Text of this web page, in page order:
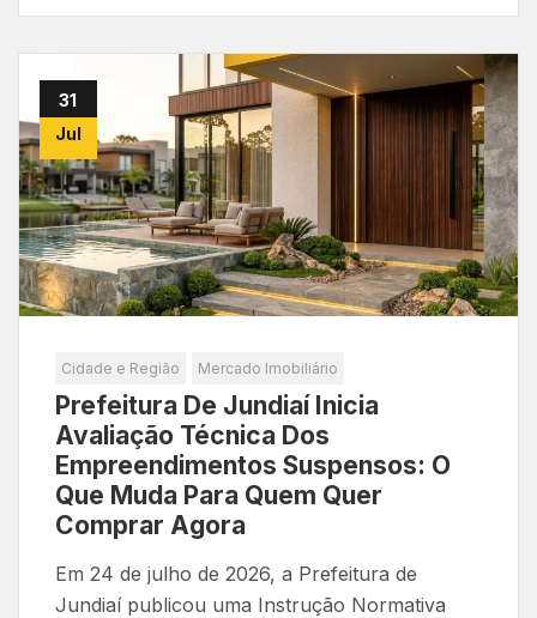
31
Jul
Cidade e Região Mercado Imobiliário
Prefeitura De Jundiaí Inicia
Avaliação Técnica Dos
Empreendimentos Suspensos: O
Que Muda Para Quem Quer
Comprar Agora
Em 24 de julho de 2026, a Prefeitura de
Jundiaí publicou uma Instrução Normativa